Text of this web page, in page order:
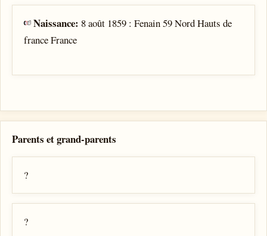
Naissance: 8 août 1859 : Fenain 59 Nord Hauts de
france France
Parents et grand-parents
?
?